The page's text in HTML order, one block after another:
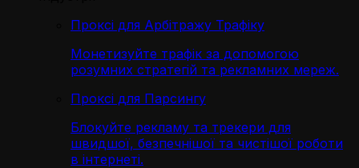
Проксі для Арбітражу Трафіку
Монетизуйте трафік за допомогою
розумних стратегій та рекламних мереж.
Проксі для Парсингу
Блокуйте рекламу та трекери для
швидшої, безпечнішої та чистішої роботи
в інтернеті.